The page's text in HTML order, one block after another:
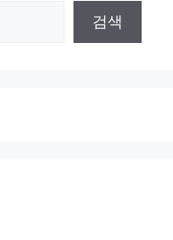
검색